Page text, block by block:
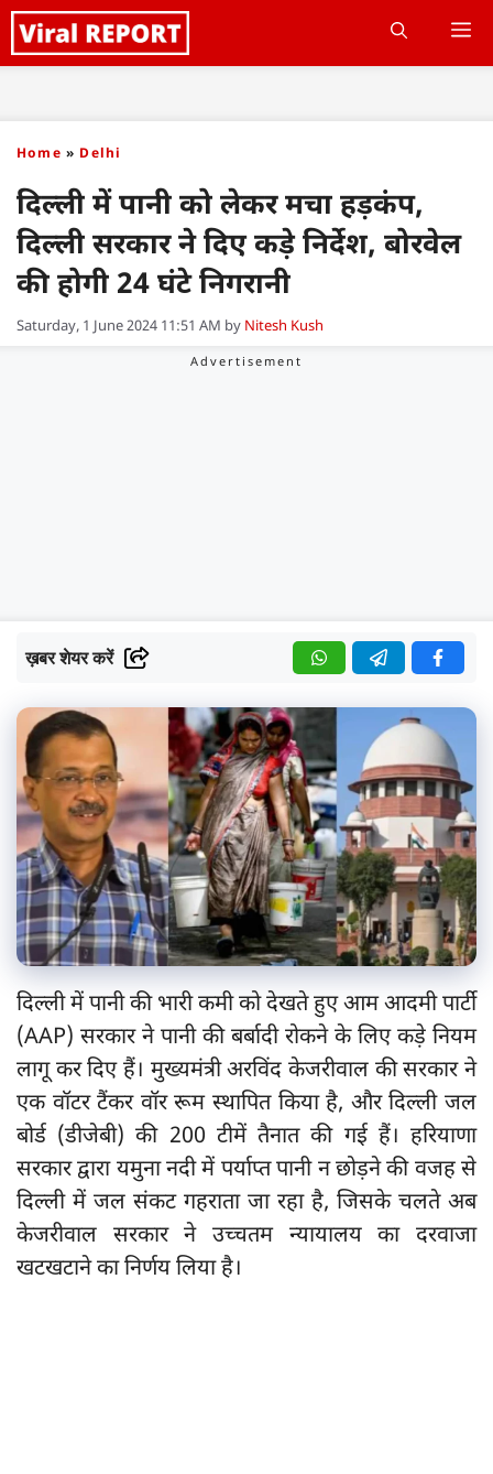
Skip
to
Home » Delhi
दिल्ली में पानी को लेकर मचा हड़कंप,
दिल्ली सरकार ने दिए कड़े निर्देश, बोरवेल
की होगी 24 घंटे निगरानी
Saturday, 1 June 2024 11:51 AM by Nitesh Kush
ख़बर शेयर करें
दिल्ली में पानी की भारी कमी को देखते हुए आम आदमी पार्टी
(AAP) सरकार ने पानी की बर्बादी रोकने के लिए कड़े नियम
लागू कर दिए हैं। मुख्यमंत्री अरविंद केजरीवाल की सरकार ने
एक वॉटर टैंकर वॉर रूम स्थापित किया है, और दिल्ली जल
बोर्ड (डीजेबी) की 200 टीमें तैनात की गई हैं। हरियाणा
सरकार द्वारा यमुना नदी में पर्याप्त पानी न छोड़ने की वजह से
दिल्ली में जल संकट गहराता जा रहा है, जिसके चलते अब
केजरीवाल सरकार ने उच्चतम न्यायालय का दरवाजा
खटखटाने का निर्णय लिया है।